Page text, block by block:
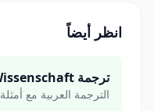
انظر أيضاً
ترجمة Wissenschaft
الترجمة العربية مع أمثلة